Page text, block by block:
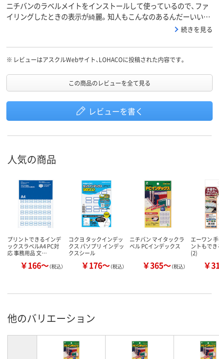
ニチバンのラベルメイトをインストールして使っているので、ファ
イリングしたときの表示が綺麗。知人もこんなのあるんだーいい
続きを見る
※ レビューはアスクルWebサイト、LOHACOに投稿された内容です。
この商品のレビューを全て見る
レビューを書く
人気の商品
プリントできるインデ
ックスラベルA4 PC対
応 事務用品 文…
￥166～（税込）
コクヨ タックインデッ
クス パソプリ インデッ
クスシール
￥176～（税込）
ニチバン マイタックラ
ベル PCインデックス
￥365～（税込）
エーワン
ントもで
(2)
￥
他のバリエーション